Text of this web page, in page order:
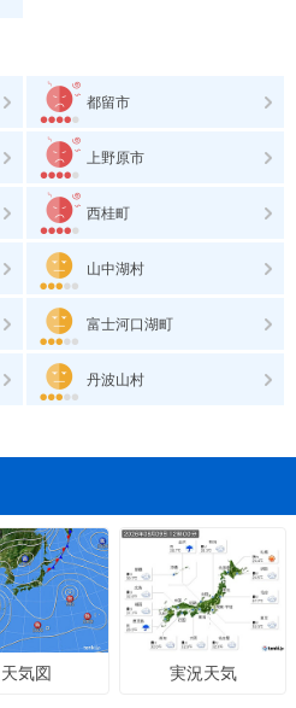
都留市
上野原市
西桂町
山中湖村
富士河口湖町
丹波山村
天気図 実況天気